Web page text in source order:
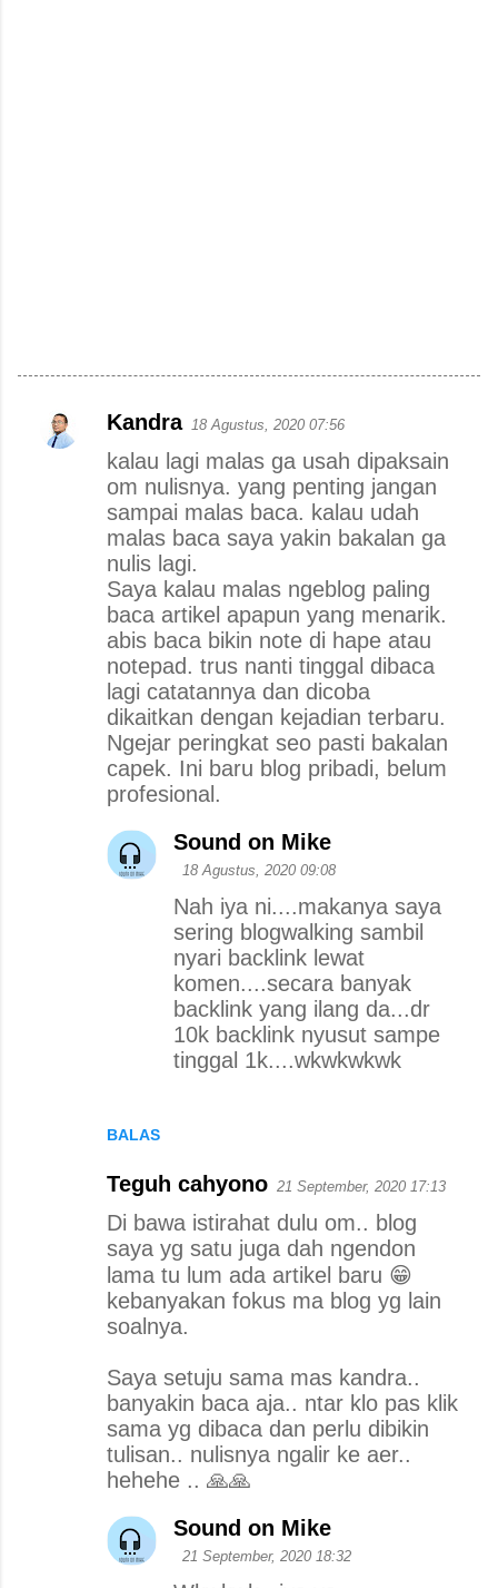
K
Kandra 18 Agustus, 2020 07:56
kalau lagi malas ga usah dipaksain
om nulisnya. yang penting jangan
sampai malas baca. kalau udah
malas baca saya yakin bakalan ga
nulis lagi.
Saya kalau malas ngeblog paling
baca artikel apapun yang menarik.
abis baca bikin note di hape atau
notepad. trus nanti tinggal dibaca
lagi catatannya dan dicoba
dikaitkan dengan kejadian terbaru.
Ngejar peringkat seo pasti bakalan
capek. Ini baru blog pribadi, belum
profesional.
BALAS
Sound on Mike
18 Agustus, 2020 09:08
Nah iya ni....makanya saya
sering blogwalking sambil
nyari backlink lewat
komen....secara banyak
backlink yang ilang da...dr
10k backlink nyusut sampe
tinggal 1k....wkwkwkwk
Teguh cahyono 21 September, 2020 17:13
Di bawa istirahat dulu om.. blog
saya yg satu juga dah ngendon
lama tu lum ada artikel baru 😁
kebanyakan fokus ma blog yg lain
soalnya.
Saya setuju sama mas kandra..
banyakin baca aja.. ntar klo pas klik
sama yg dibaca dan perlu dibikin
tulisan.. nulisnya ngalir ke aer..
hehehe .. 🙏🙏
Sound on Mike
21 September, 2020 18:32